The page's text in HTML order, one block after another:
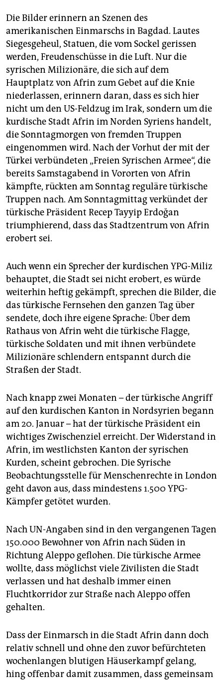
unterstützen
abo
genossenschaft
epaper login
Die Bilder erinnern an Szenen des
amerikanischen Einmarschs in Bagdad. Lautes
Siegesgeheul, Statuen, die vom Sockel gerissen
werden, Freudenschüsse in die Luft. Nur die
syrischen Milizionäre, die sich auf dem
Hauptplatz von Afrin zum Gebet auf die Knie
niederlassen, erinnern daran, dass es sich hier
nicht um den US-Feldzug im Irak, sondern um die
kurdische Stadt Afrin im Norden Syriens handelt,
die Sonntagmorgen von fremden Truppen
eingenommen wird. Nach der Vorhut der mit der
Türkei verbündeten „Freien Syrischen Armee“, die
bereits Samstagabend in Vororten von Afrin
kämpfte, rückten am Sonntag reguläre türkische
Truppen nach. Am Sonntagmittag verkündet der
türkische Präsident Recep Tayyip Erdoğan
triumphierend, dass das Stadtzentrum von Afrin
erobert sei.
Auch wenn ein Sprecher der kurdischen YPG-Miliz
behauptet, die Stadt sei nicht erobert, es würde
weiterhin heftig gekämpft, sprechen die Bilder, die
das türkische Fernsehen den ganzen Tag über
sendete, doch ihre eigene Sprache: Über dem
Rathaus von Afrin weht die türkische Flagge,
türkische Soldaten und mit ihnen verbündete
Milizionäre schlendern entspannt durch die
Straßen der Stadt.
Nach knapp zwei Monaten – der türkische Angriff
auf den kurdischen Kanton in Nordsyrien begann
am 20. Januar – hat der türkische Präsident ein
wichtiges Zwischenziel erreicht. Der Widerstand in
Afrin, im westlichsten Kanton der syrischen
Kurden, scheint gebrochen. Die Syrische
Beobachtungsstelle für Menschenrechte in London
geht davon aus, dass mindestens 1.500 YPG-
Kämpfer getötet wurden.
Nach UN-Angaben sind in den vergangenen Tagen
150.000 Bewohner von Afrin nach Süden in
Richtung Aleppo geflohen. Die türkische Armee
wollte, dass möglichst viele Zivilisten die Stadt
verlassen und hat deshalb immer einen
Fluchtkorridor zur Straße nach Aleppo offen
gehalten.
Dass der Einmarsch in die Stadt Afrin dann doch
relativ schnell und ohne den zuvor befürchteten
wochenlangen blutigen Häuserkampf gelang,
hing offenbar damit zusammen, dass gemeinsam